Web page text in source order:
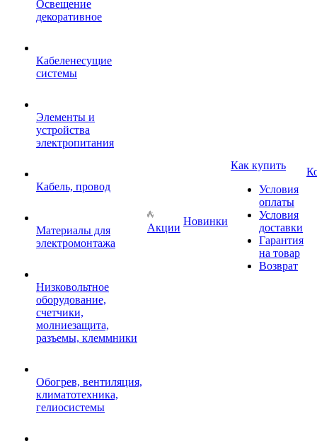
Освещение
декоративное
Кабеленесущие
системы
Элементы и
устройства
электропитания
Кабель, провод
Материалы для
электромонтажа
Низковольтное
оборудование,
счетчики,
молниезащита,
разъемы, клеммники
Обогрев, вентиляция,
климатотехника,
гелиосистемы
Акции
Новинки
Как купить
Условия
оплаты
Условия
доставки
Гарантия
на товар
Возврат